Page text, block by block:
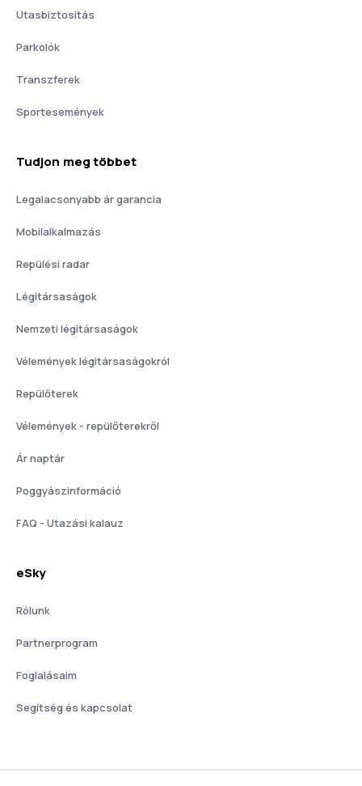
Utasbiztositás
Parkolók
Transzferek
Sportesemények
Tudjon meg többet
Legalacsonyabb ár garancia
Mobilalkalmazás
Repülési radar
Légitársaságok
Nemzeti légitársaságok
Vélemények légitársaságokról
Repülőterek
Vélemények - repülőterekről
Ár naptár
Poggyászinformáció
FAQ - Utazási kalauz
eSky
Rólunk
Partnerprogram
Foglalásaim
Segítség és kapcsolat